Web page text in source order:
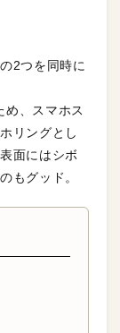
2つを同時に
、スマホス
リングとし
面にはシボ
もグッド。